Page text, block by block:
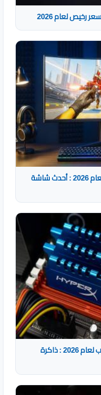
رخيص لعام 2026
أفضل شاشات الكمبيوتر للألعاب لعام 2026 : أحدث شاشة
أفضل أنواع رامات الكمبيوتر للألعاب لعام 2026 : ذاكرة